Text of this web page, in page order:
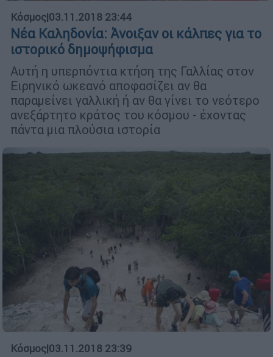
Κόσμος|03.11.2018 23:44
Νέα Καληδονία: Άνοιξαν οι κάλπες για το
ιστορικό δημοψήφισμα
Αυτή η υπερπόντια κτήση της Γαλλίας στον
Ειρηνικό ωκεανό αποφασίζει αν θα
παραμείνει γαλλική ή αν θα γίνει το νεότερο
ανεξάρτητο κράτος του κόσμου - έχοντας
πάντα μια πλούσια ιστορία
Κόσμος|03.11.2018 23:39